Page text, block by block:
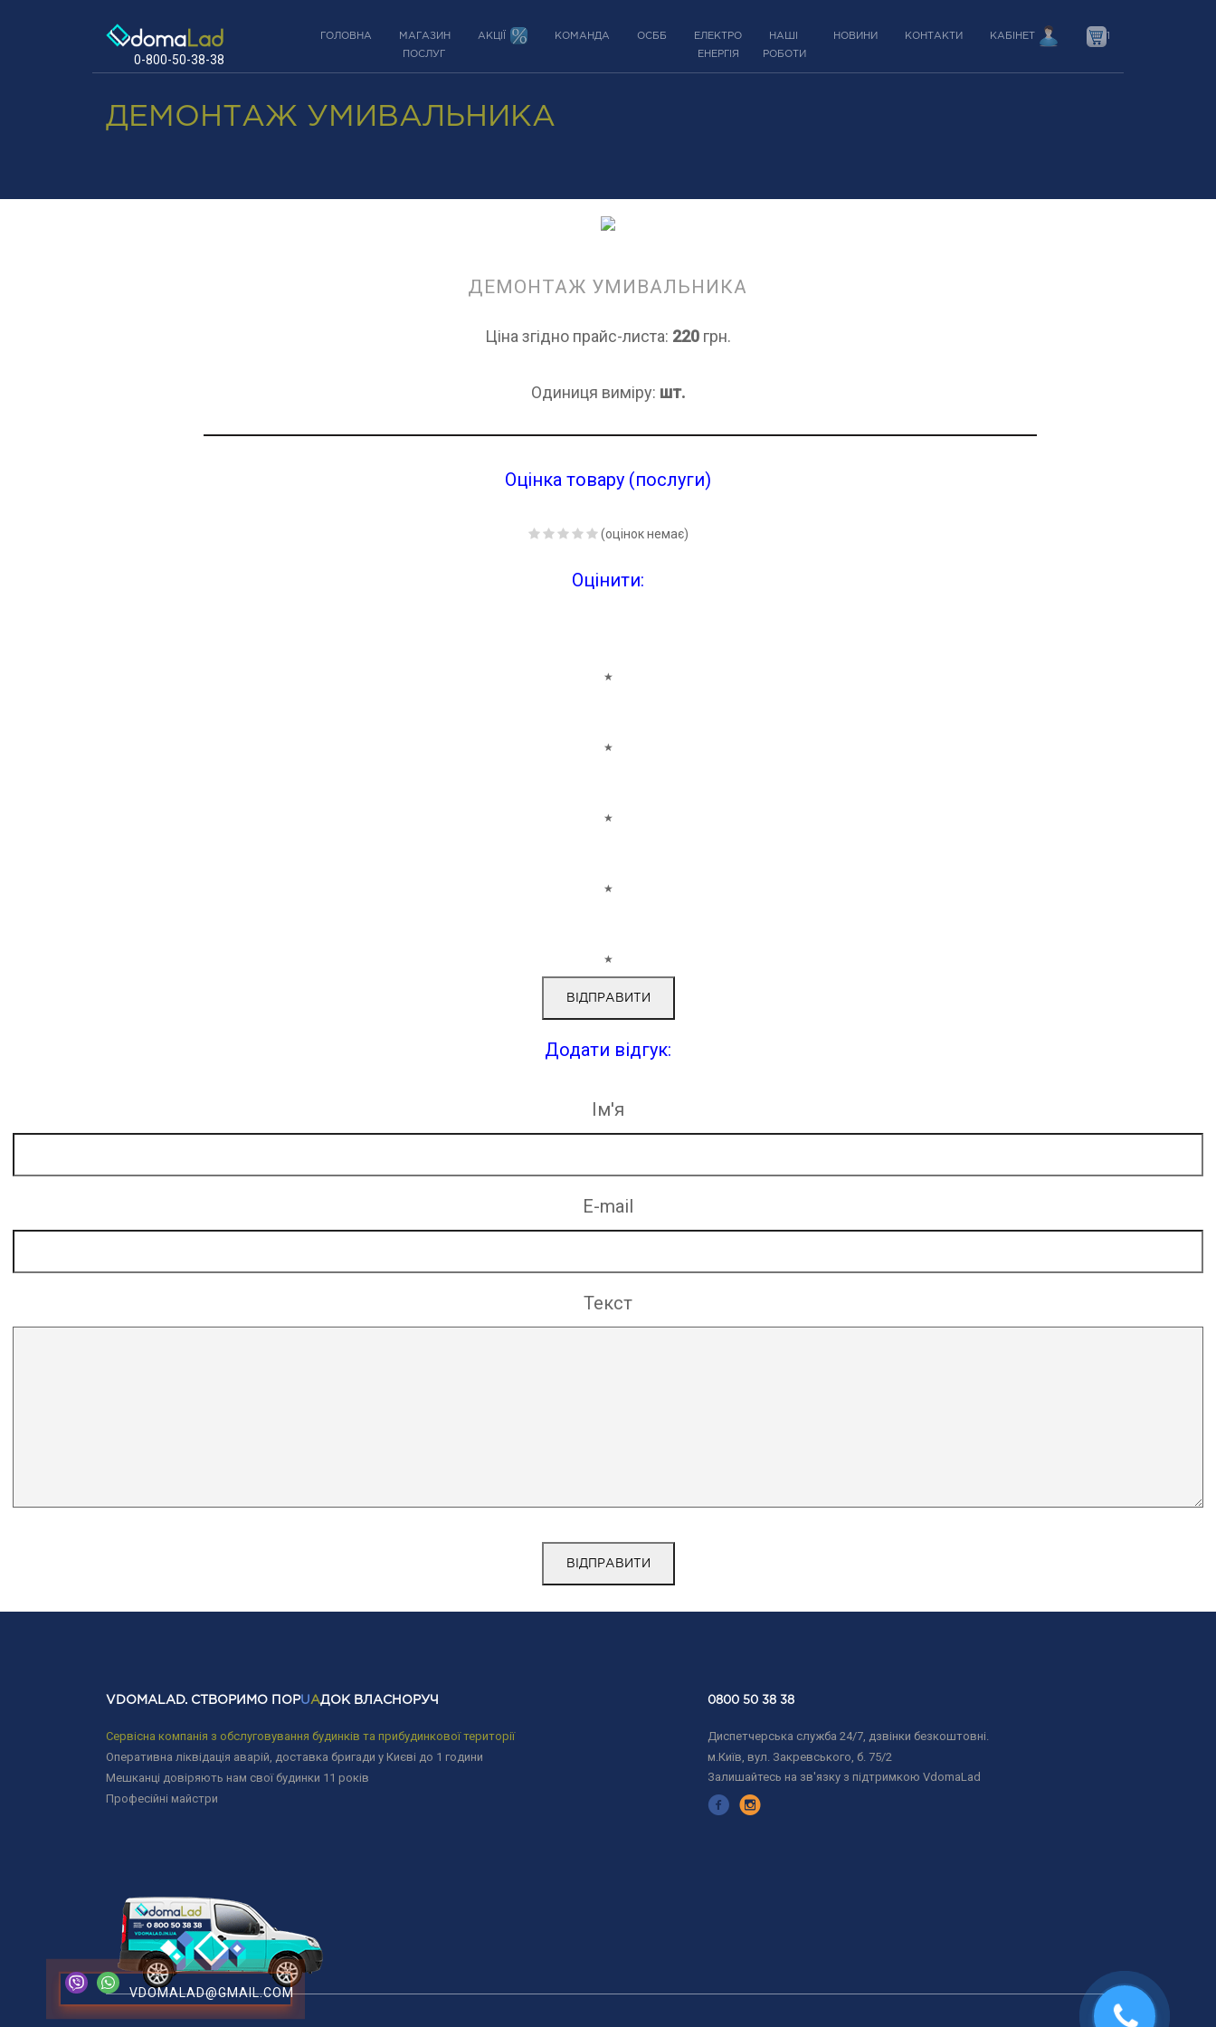
0-800-50-38-38
ГОЛОВНА
МАГАЗИН
ПОСЛУГ
АКЦІЇ КОМАНДА ОСББ
ЕЛЕКТРО
ЕНЕРГІЯ
НАШІ
РОБОТИ
НОВИНИ КОНТАКТИ КАБІНЕТ 1
ДЕМОНТАЖ УМИВАЛЬНИКА
ДЕМОНТАЖ УМИВАЛЬНИКА
Ціна згідно прайс-листа: 220 грн.
Одиниця виміру: шт.
Оцінка товару (послуги)
(оцінок немає)
Оцінити:
★
★
★
★
★
Додати відгук:
Ім'я
E-mail
Текст
VDOMALAD. СТВОРИМО ПОРUAДОК ВЛАСНОРУЧ
Сервісна компанія з обслуговування будинків та прибудинкової території
Оперативна ліквідація аварій, доставка бригади у Києві до 1 години
Мешканці довіряють нам свої будинки 11 років
Професійні майстри
0800 50 38 38
Диспетчерська служба 24/7, дзвінки безкоштовні.
м.Київ, вул. Закревського, б. 75/2
Залишайтесь на зв'язку з підтримкою VdomaLad
VDOMALAD@GMAIL.COM